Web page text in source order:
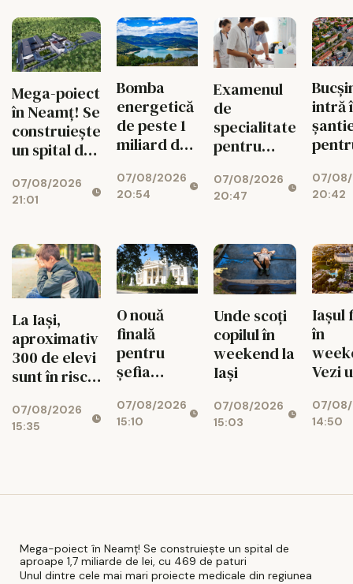
Mega-poiect
în Neamț! Se
construiește
un spital de
miliarde de
lei, cu 469
07/08/2026
21:01
Bomba
energetică
de peste 1
miliard de
Bicaz! Un
munte va
centrală
uriașă de
340 MW
07/08/2026
20:54
Examenul
de
specialitate
pentru
schimbă
radical din
07/08/2026
20:47
intră
07/
20:42
La Iași,
aproximativ
300 de elevi
sunt în risc
07/08/2026
15:35
O nouă
finală
pentru
șefia
Au rămas
doi
07/08/2026
15:10
Unde scoți
copilul în
weekend la
Iași
07/08/2026
15:03
Iașul
în
Vezi
ieși
9
07/
14:50
Mega-poiect în Neamț! Se construiește un spital de
aproape 1,7 miliarde de lei, cu 469 de paturi
Unul dintre cele mai mari proiecte medicale din regiunea